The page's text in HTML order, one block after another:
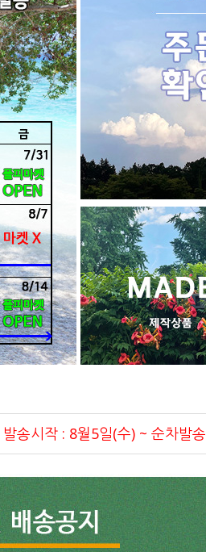
발송시작 : 8월5일(수) ~ 순차발송